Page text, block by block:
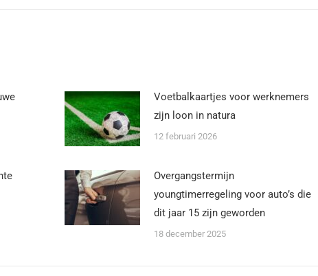
Voetbalkaartjes voor werknemers
zijn loon in natura
12 februari 2026
Overgangstermijn
youngtimerregeling voor auto’s die
dit jaar 15 zijn geworden
18 december 2025